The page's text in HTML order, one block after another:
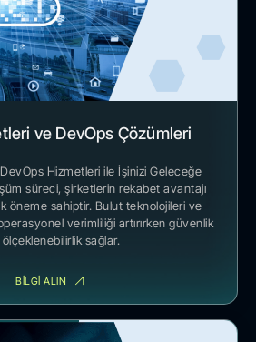
ve DevOps Çözümleri
Hizmetleri ile İşinizi Geleceğe
süreci, şirketlerin rekabet avantajı
öneme sahiptir. Bulut teknolojileri ve
verimliliği artırırken güvenlik
sağlar.
BİLGİ ALIN